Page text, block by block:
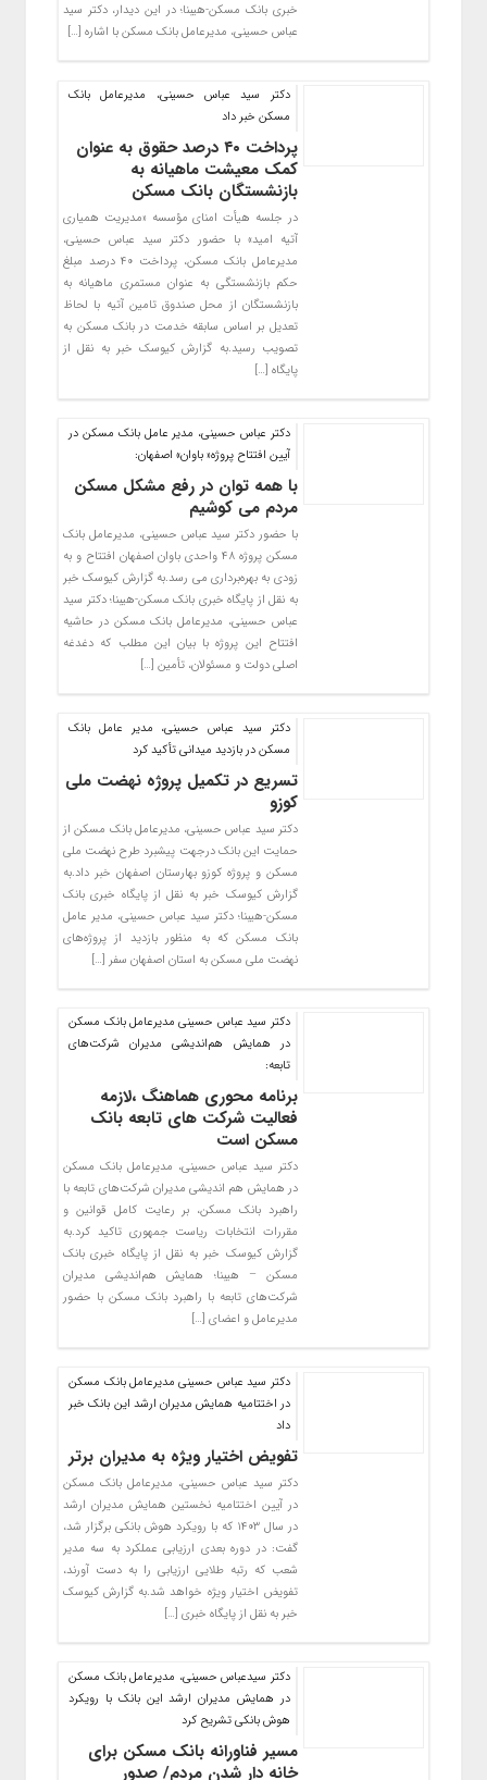
خبری بانک مسکن-هیبنا؛ در این دیدار، دکتر سید
عباس حسینی، مدیرعامل بانک مسکن با اشاره […]
دکتر سید عباس حسینی، مدیرعامل بانک
مسکن خبر داد
پرداخت ۴۰ درصد حقوق به عنوان
کمک معیشت ماهیانه به
بازنشستگان بانک مسکن
در جلسه هیأت امنای مؤسسه «مدیریت همیاری
آتیه امید» با حضور دکتر سید عباس حسینی،
مدیرعامل بانک مسکن، پرداخت ۴۰ درصد مبلغ
حکم بازنشستگی به عنوان مستمری ماهیانه به
بازنشستگان از محل صندوق تامین آتیه با لحاظ
تعدیل بر اساس سابقه خدمت در بانک مسکن به
تصویب رسید.به گزارش کیوسک خبر به نقل از
پایگاه […]
دکتر عباس حسینی، مدیر عامل بانک مسکن در
آیین افتتاح پروژه« باوان» اصفهان:
با همه توان در رفع مشکل مسکن
مردم می کوشیم
با حضور دکتر سید عباس حسینی، مدیرعامل بانک
مسکن پروژه ۴۸ واحدی باوان اصفهان افتتاح و به
زودی به بهره‌برداری می رسد.به گزارش کیوسک خبر
به نقل از پایگاه خبری بانک مسکن-هیبنا؛ دکتر سید
عباس حسینی، مدیرعامل بانک مسکن در حاشیه
افتتاح این پروژه با بیان این مطلب که دغدغه
اصلی دولت و مسئولان، تأمین […]
دکتر سید عباس حسینی، مدیر عامل بانک
مسکن در بازدید میدانی تأکید کرد
تسریع در تکمیل پروژه نهضت ملی
کوزو
دکتر سید عباس حسینی، مدیرعامل بانک مسکن از
حمایت این بانک درجهت پیشبرد طرح نهضت ملی
مسکن و پروژه کوزو بهارستان اصفهان خبر داد.به
گزارش کیوسک خبر به نقل از پایگاه خبری بانک
مسکن-هیبنا؛ دکتر سید عباس حسینی، مدیر عامل
بانک مسکن که به منظور بازدید از پروژه‌‌های
نهضت ملی مسکن به استان اصفهان سفر […]
دکتر سید عباس حسینی مدیرعامل بانک مسکن
در همایش هم‌اندیشی مدیران شرکت‌های
تابعه:
برنامه محوری هماهنگ ،لازمه
فعالیت شرکت های تابعه بانک
مسکن است
دکتر سید عباس حسینی، مدیرعامل بانک مسکن
در همایش هم اندیشی مدیران شرکت‌های تابعه با
راهبرد بانک مسکن، بر رعایت کامل قوانین و
مقررات انتخابات ریاست جمهوری تاکید کرد.به
گزارش کیوسک خبر به نقل از پایگاه خبری بانک
مسکن – هیبنا؛ همایش هم‌اندیشی مدیران
شرکت‌های تابعه با راهبرد بانک مسکن با حضور
مدیرعامل و اعضای […]
دکتر سید عباس حسینی مدیرعامل بانک مسکن
در اختتامیه همایش مدیران ارشد این بانک خبر
داد
تفویض اختیار ویژه به مدیران برتر
دکتر سید عباس حسینی، مدیرعامل بانک مسکن
در آیین اختتامیه نخستین همایش مدیران ارشد
در سال ۱۴۰۳ که با رویکرد هوش بانکی برگزار شد،
گفت: در دوره بعدی ارزیابی عملکرد به سه مدیر
شعب که رتبه طلایی ارزیابی را به دست آورند،
تفویض اختیار ویژه خواهد شد.به گزارش کیوسک
خبر به نقل از پایگاه خبری […]
دکتر سیدعباس حسینی، مدیرعامل بانک مسکن
در همایش مدیران ارشد این بانک با رویکرد
هوش بانکی تشریح کرد
مسیر فناورانه‌ بانک مسکن برای
خانه دار شدن مردم/ صدور